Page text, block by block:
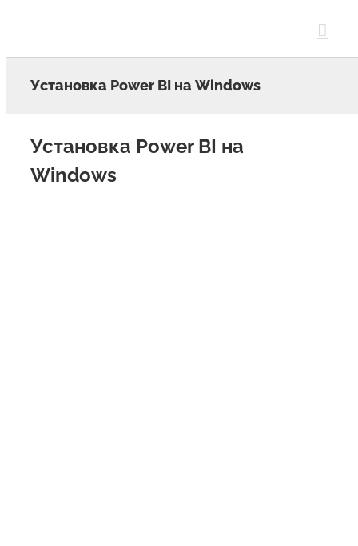
Установка Power BI на Windows
Установка Power BI на
Windows